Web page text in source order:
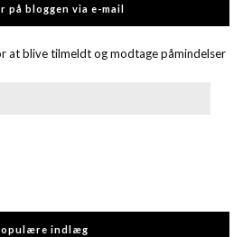
på bloggen via e-mail
at blive tilmeldt og modtage påmindelser
indlæg